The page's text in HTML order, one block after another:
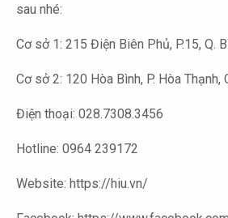
sau nhé:
Cơ sở 1: 215 Điện Biên Phủ, P.15, Q.
Cơ sở 2: 120 Hòa Bình, P. Hòa Thạnh,
Điện thoại: 028.7308.3456
Hotline: 0964 239172
Website: https://hiu.vn/